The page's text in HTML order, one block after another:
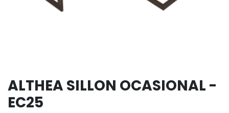
ALTHEA SILLON OCASIONAL -
EC25